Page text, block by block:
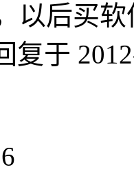
以后买
复于